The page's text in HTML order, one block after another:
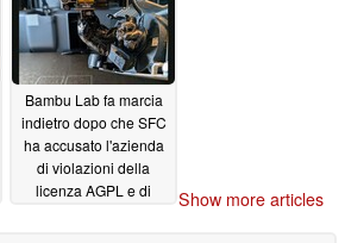
Bambu Lab fa marcia
indietro dopo che SFC
ha accusato l'azienda
di violazioni della
licenza AGPL e di
Show more articles